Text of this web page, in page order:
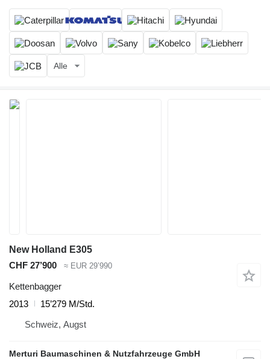
Alle
New Holland E305
CHF 27’900
≈ EUR 29’990
Kettenbagger
2013
15’279 M/Std.
Schweiz, Augst
Merturi Baumaschinen & Nutzfahrzeuge GmbH